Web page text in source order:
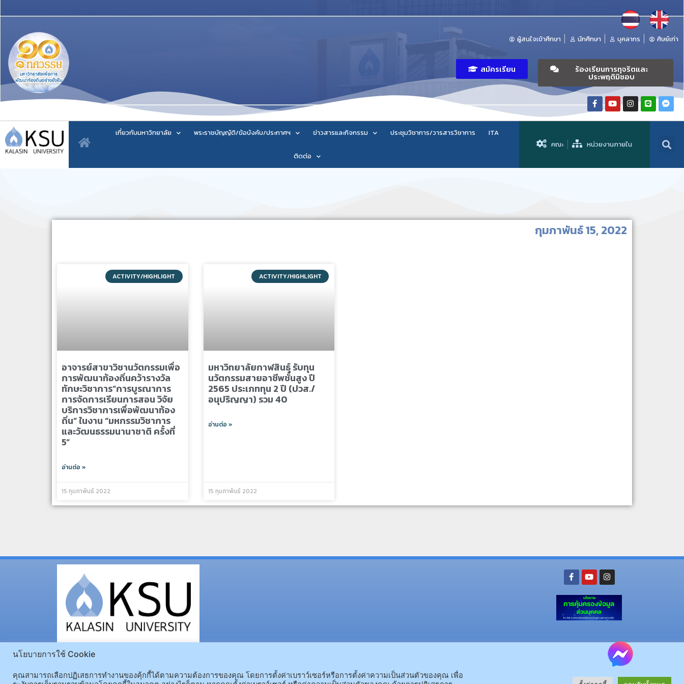
ผู้สนใจเข้าศึกษา นักศึกษา บุคลากร ศิษย์เก่า
สมัครเรียน ร้องเรียนการทุจริตและ
ประพฤติมิชอบ
เกี่ยวกับมหาวิทยาลัย พระราชบัญญัติ/ข้อบังคับ/ประกาศฯ ข่าวสารและกิจกรรม ประชุมวิชาการ/วารสารวิชาการ ITA
ติดต่อ
คณะ หน่วยงานภายใน
กุมภาพันธ์ 15, 2022
ACTIVITY/HIGHLIGHT
อาจารย์สาขาวิชานวัตกรรมเพื่อ
การพัฒนาท้องถิ่นคว้ารางวัล
ทักษะวิชาการ”การบูรณาการ
การจัดการเรียนการสอน วิจัย
บริการวิชาการเพื่อพัฒนาท้อง
ถิ่น” ในงาน “มหกรรมวิชาการ
และวัฒนธรรมนานาชาติ ครั้งที่
5”
อ่านต่อ »
15 กุมภาพันธ์ 2022
ACTIVITY/HIGHLIGHT
มหาวิทยาลัยกาฬสินธุ์ รับทุน
นวัตกรรมสายอาชีพชั้นสูง ปี
2565 ประเภททุน 2 ปี (ปวส./
อนุปริญญา) รวม 40
อ่านต่อ »
15 กุมภาพันธ์ 2022
โทรศัพท์ : 043-602-055 โทรสาร : 043-602-044
โทรศัพท์ 043-811128 08-64584360 โทรสาร 043-813070
นโยบายการใช้ Cookie
คุณสามารถเลือกปฏิเสธการทำงานของคุ้กกี้ได้ตามความต้องการของคุณ โดยการตั้งค่าเบราว์เซอร์หรือการตั้งค่าความเป็นส่วนตัวของคุณ เพื่อ